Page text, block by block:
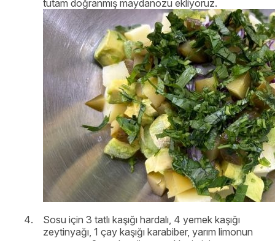
tutam doğranmış maydanozu ekliyoruz.
Sosu için 3 tatlı kaşığı hardalı, 4 yemek kaşığı
zeytinyağı, 1 çay kaşığı karabiber, yarım limonun